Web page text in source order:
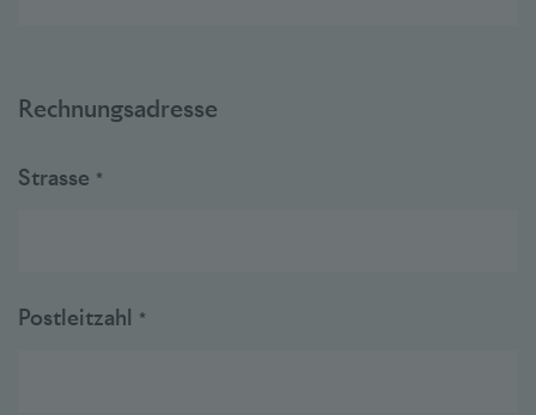
Rechnungsadresse
Strasse *
Postleitzahl *